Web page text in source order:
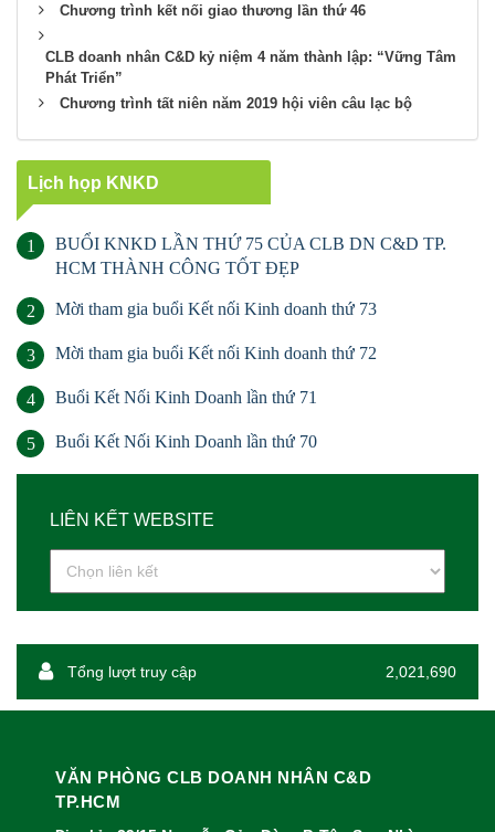
Chương trình kết nối giao thương lần thứ 46
CLB doanh nhân C&D kỷ niệm 4 năm thành lập: “Vững Tâm
Phát Triển”
Chương trình tất niên năm 2019 hội viên câu lạc bộ
Lịch họp KNKD
1
BUỔI KNKD LẦN THỨ 75 CỦA CLB DN C&D TP.
HCM THÀNH CÔNG TỐT ĐẸP
2 Mời tham gia buổi Kết nối Kinh doanh thứ 73
3 Mời tham gia buổi Kết nối Kinh doanh thứ 72
4 Buổi Kết Nối Kinh Doanh lần thứ 71
5 Buổi Kết Nối Kinh Doanh lần thứ 70
LIÊN KẾT WEBSITE
Tổng lượt truy cập 2,021,690
VĂN PHÒNG CLB DOANH NHÂN C&D
TP.HCM